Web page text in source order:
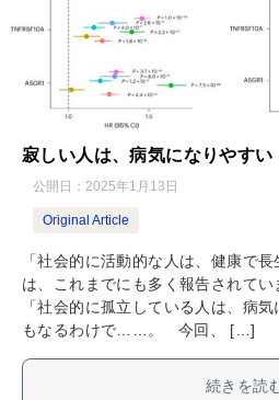
寂しい人は、病気になりやすい
公開日： 2025年1月13日
Original Article
「社会的に活動的な人は、健康で
は、これまでにも多く報告されてい
「社会的に孤立している人は、病
もなるわけで……。 今回、 […]
続きを読